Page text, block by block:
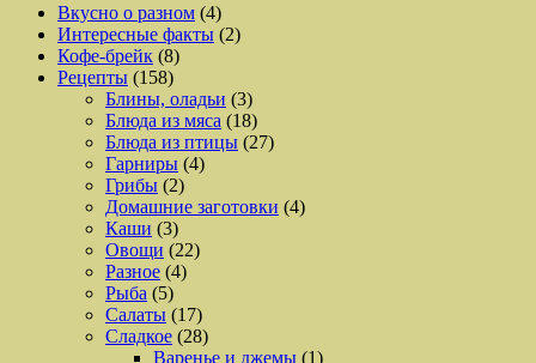
Вкусно о разном (4)
Интересные факты (2)
Кофе-брейк (8)
Рецепты (158)
Блины, оладьи (3)
Блюда из мяса (18)
Блюда из птицы (27)
Гарниры (4)
Грибы (2)
Домашние заготовки (4)
Каши (3)
Овощи (22)
Разное (4)
Рыба (5)
Салаты (17)
Сладкое (28)
Варенье и джемы (1)